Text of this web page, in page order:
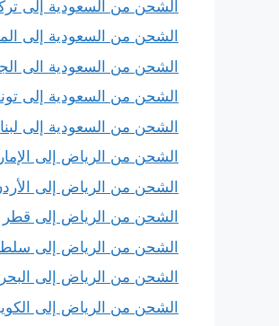
الشحن من السعودية إلى
الشحن من السعودية إلى
الشحن من السعودية الى
الشحن من السعودية إلى
الشحن من السعودية إلى
الشحن من الرياض إلى
الشحن من الرياض إلى
الشحن من الرياض إلى قطر
الشحن من الرياض إلى
الشحن من الرياض إلى
الشحن من الرياض إلى